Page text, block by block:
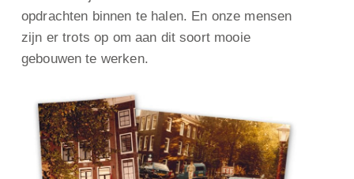
opdrachten binnen te halen. En onze mensen
zijn er trots op om aan dit soort mooie
gebouwen te werken.